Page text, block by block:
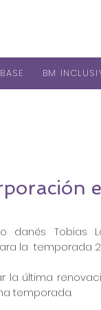
BASE BM
Tobias
la  temporada
la última
temporada.